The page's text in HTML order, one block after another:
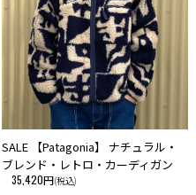
SALE 【Patagonia】 ナチュラル・
ブレンド・レトロ・カーディガン
35,420円(税込)